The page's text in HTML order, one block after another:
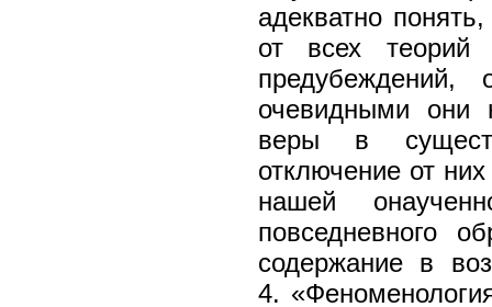
адекватно
от всех теорий
очевидными они
веры в
отключение от
нашей
повседневного
содержание в
4.